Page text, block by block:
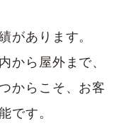
があります。
から屋外まで、
からこそ、お客
です。